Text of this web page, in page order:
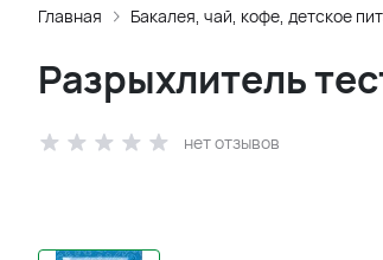
Главная Бакалея, чай, кофе, детское
Разрыхлитель
нет отзывов